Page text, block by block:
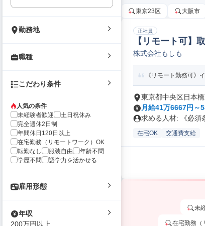
勤務地
職種
こだわり条件
人気の条件
未経験者歓迎
土日祝休み
完全週休2日制
年間休日120日以上
在宅勤務（リモートワーク）OK
転勤なし
服装自由
年齢不問
学歴不問
語学力を活かせる
雇用形態
年収
200万円以上
東京23区 大阪市
正社員
【リモート可】
株式会社もしも
《リモート勤務可》
東京都中央区日本
月給41万6667円～
求める人材: 《必須
在宅OK 交通費支給
未
在宅勤務（